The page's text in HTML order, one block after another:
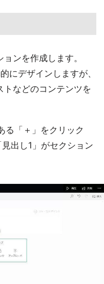
ンを作成します。
にデザインしますが、
トなどのコンテンツを
る「＋」をクリック
出し1」がセクション